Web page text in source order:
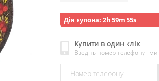
Дія купона: 2h 59m 53s
Купити в один клік
Введіть номер телефону і